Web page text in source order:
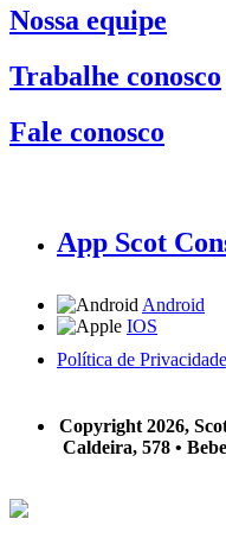
Nossa equipe
Trabalhe conosco
Fale conosco
App Scot
Android
IOS
Política de Privacidade
Copyright 2026,
Caldeira, 578 •